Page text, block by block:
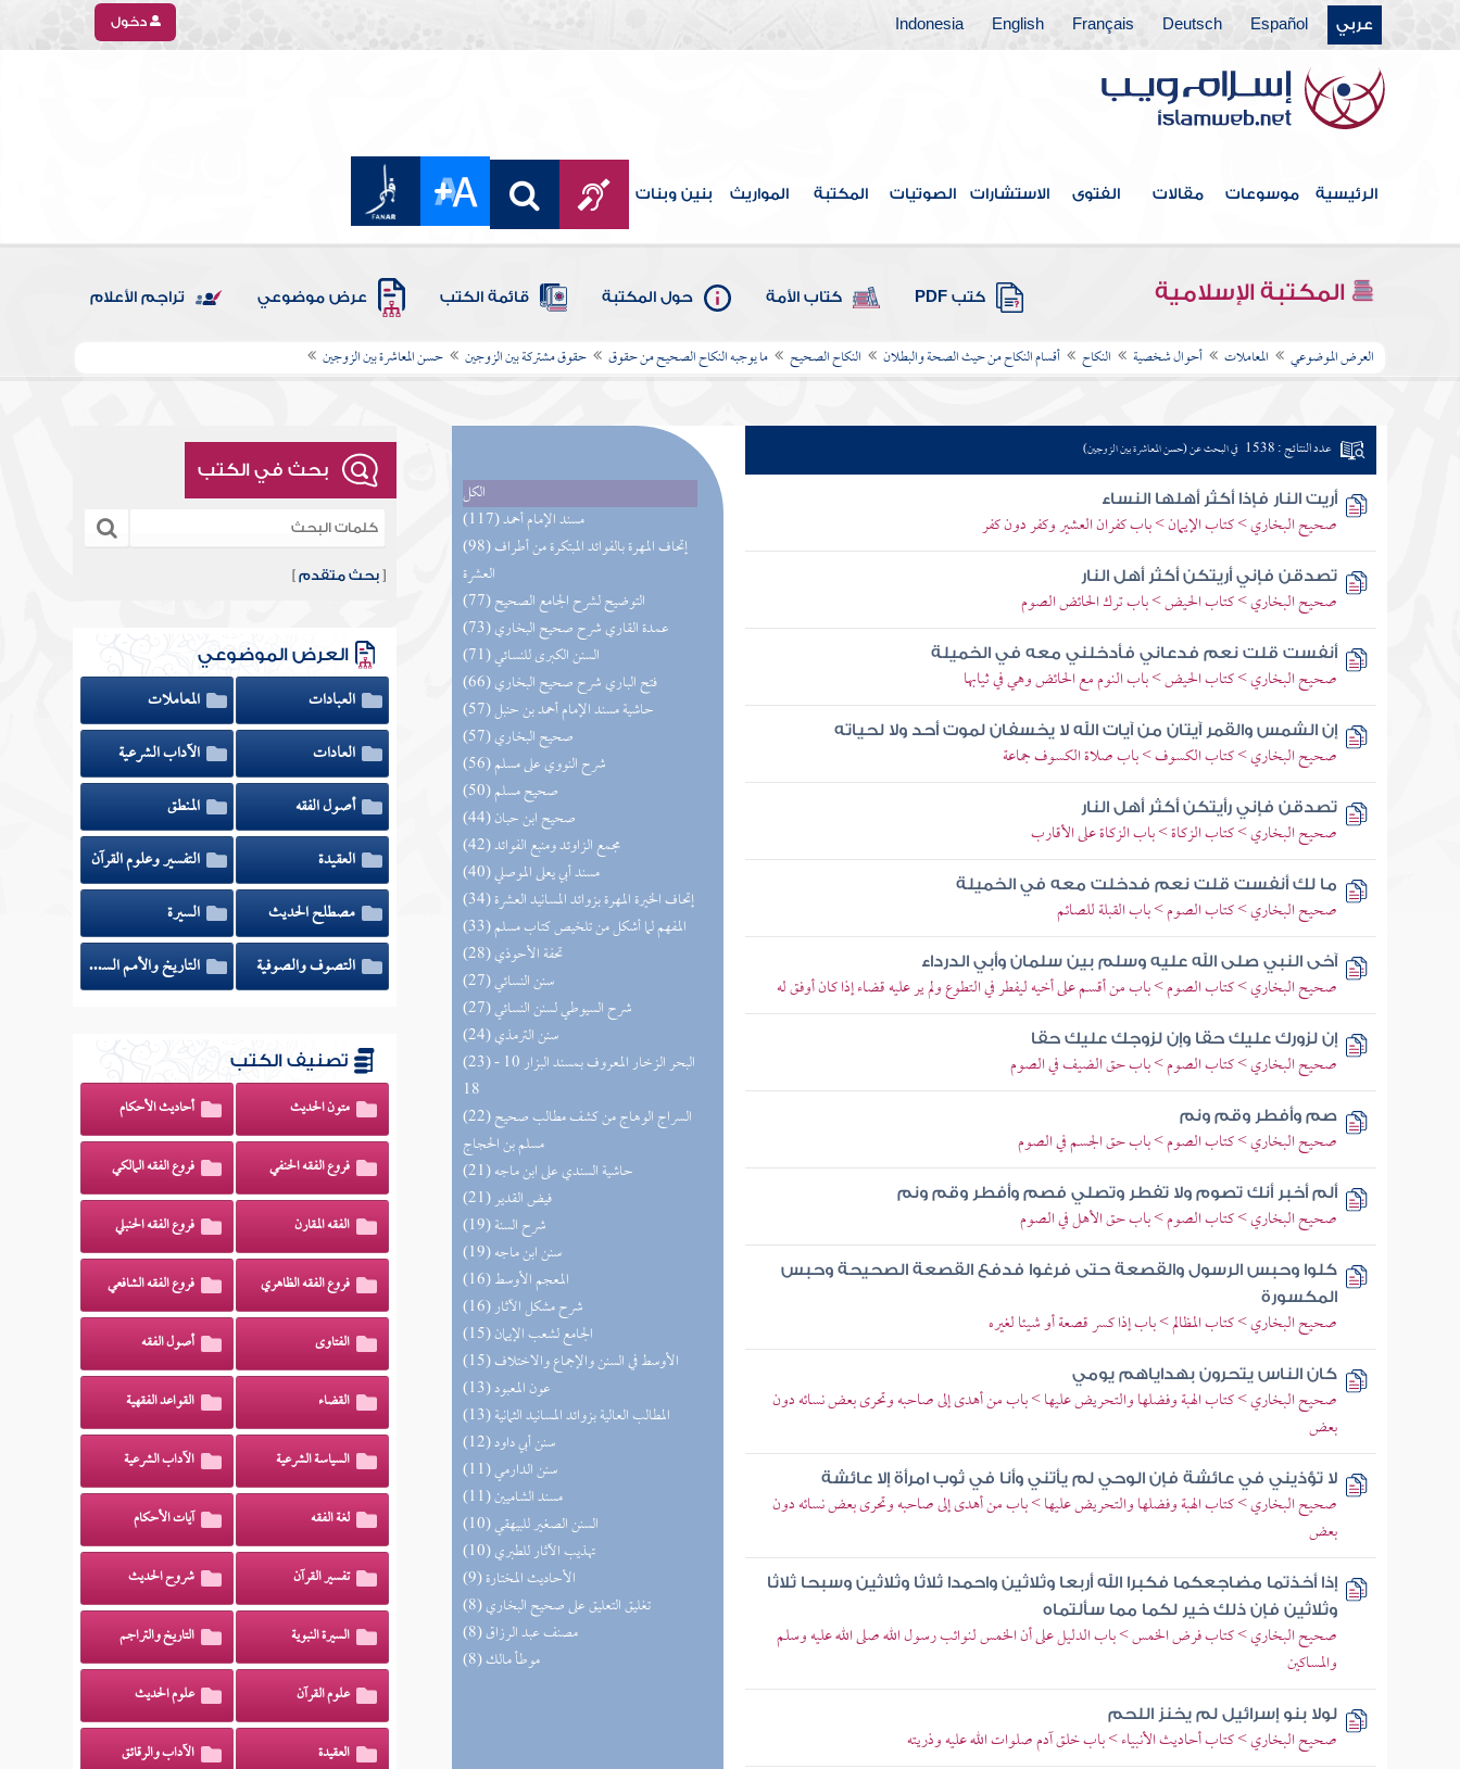
عربي Español
Deutsch
Français
English
Indonesia دخول
الرئيسية موسوعات مقالات الفتوى الاستشارات الصوتيات المكتبة المواريث بنين وبنات
المكتبة الإسلامية كتب PDF كتاب الأمة حول المكتبة قائمة الكتب عرض موضوعي تراجم الأعلام
العرض الموضوعي المعاملات أحوال شخصية النكاح أقسام النكاح من حيث الصحة والبطلان النكاح الصحيح ما يوجبه النكاح الصحيح من حقوق حقوق مشتركة بين الزوجين حسن المعاشرة بين الزوجين
الكل
(117) مسند الإمام أحمد
(98) إتحاف المهرة بالفوائد المبتكرة من أطراف
العشرة
(77) التوضيح لشرح الجامع الصحيح
(73) عمدة القاري شرح صحيح البخاري
(71) السنن الكبرى للنسائي
(66) فتح الباري شرح صحيح البخاري
(57) حاشية مسند الإمام أحمد بن حنبل
(57) صحيح البخاري
(56) شرح النووي على مسلم
(50) صحيح مسلم
(44) صحيح ابن حبان
(42) مجمع الزاوئد ومنبع الفوائد
(40) مسند أبي يعلى الموصلي
(34) إتحاف الخيرة المهرة بزوائد المسانيد العشرة
(33) المفهم لما أشكل من تلخيص كتاب مسلم
(28) تحفة الأحوذي
(27) سنن النسائي
(27) شرح السيوطي لسنن النسائي
(24) سنن الترمذي
(23) البحر الزخار المعروف بمسند البزار 10 -
18
(22) السراج الوهاج من كشف مطالب صحيح
مسلم بن الحجاج
(21) حاشية السندي على ابن ماجه
(21) فيض القدير
(19) شرح السنة
(19) سنن ابن ماجه
(16) المعجم الأوسط
(16) شرح مشكل الآثار
(15) الجامع لشعب الإيمان
(15) الأوسط في السنن والإجماع والاختلاف
(13) عون المعبود
(13) المطالب العالية بزوائد المسانيد الثمانية
(12) سنن أبي داود
(11) سنن الدارمي
(11) مسند الشاميين
(10) السنن الصغير للبيهقي
(10) تهذيب الآثار للطبري
(9) الأحاديث المختارة
(8) تغليق التعليق على صحيح البخاري
(8) مصنف عبد الرزاق
(8) موطأ مالك
عدد النتائج : 1538 في البحث عن (حسن المعاشرة بين الزوجين)
أريت النار فإذا أكثر أهلها النساء
صحيح البخاري > كتاب الإيمان > باب كفران العشير وكفر دون كفر
تصدقن فإني أريتكن أكثر أهل النار
صحيح البخاري > كتاب الحيض > باب ترك الحائض الصوم
أنفست قلت نعم فدعاني فأدخلني معه في الخميلة
صحيح البخاري > كتاب الحيض > باب النوم مع الحائض وهي في ثيابها
إن الشمس والقمر آيتان من آيات الله لا يخسفان لموت أحد ولا لحياته
صحيح البخاري > كتاب الكسوف > باب صلاة الكسوف جماعة
تصدقن فإني رأيتكن أكثر أهل النار
صحيح البخاري > كتاب الزكاة > باب الزكاة على الأقارب
ما لك أنفست قلت نعم فدخلت معه في الخميلة
صحيح البخاري > كتاب الصوم > باب القبلة للصائم
آخى النبي صلى الله عليه وسلم بين سلمان وأبي الدرداء
صحيح البخاري > كتاب الصوم > باب من أقسم على أخيه ليفطر في التطوع ولم ير عليه قضاء إذا كان أوفق له
إن لزورك عليك حقا وإن لزوجك عليك حقا
صحيح البخاري > كتاب الصوم > باب حق الضيف في الصوم
صم وأفطر وقم ونم
صحيح البخاري > كتاب الصوم > باب حق الجسم في الصوم
ألم أخبر أنك تصوم ولا تفطر وتصلي فصم وأفطر وقم ونم
صحيح البخاري > كتاب الصوم > باب حق الأهل في الصوم
كلوا وحبس الرسول والقصعة حتى فرغوا فدفع القصعة الصحيحة وحبس
المكسورة
صحيح البخاري > كتاب المظالم > باب إذا كسر قصعة أو شيئا لغيره
كان الناس يتحرون بهداياهم يومي
صحيح البخاري > كتاب الهبة وفضلها والتحريض عليها > باب من أهدى إلى صاحبه وتحرى بعض نسائه دون
بعض
لا تؤذيني في عائشة فإن الوحي لم يأتني وأنا في ثوب امرأة إلا عائشة
صحيح البخاري > كتاب الهبة وفضلها والتحريض عليها > باب من أهدى إلى صاحبه وتحرى بعض نسائه دون
بعض
إذا أخذتما مضاجعكما فكبرا الله أربعا وثلاثين واحمدا ثلاثا وثلاثين وسبحا ثلاثا
وثلاثين فإن ذلك خير لكما مما سألتماه
صحيح البخاري > كتاب فرض الخمس > باب الدليل على أن الخمس لنوائب رسول الله صلى الله عليه وسلم
والمساكين
لولا بنو إسرائيل لم يخنز اللحم
صحيح البخاري > كتاب أحاديث الأنبياء > باب خلق آدم صلوات الله عليه وذريته
بحث في الكتب
[بحث متقدم ]
العرض الموضوعي
العبادات
المعاملات
العادات
الآداب الشرعية
أصول الفقه
المنطق
العقيدة
التفسير وعلوم القرآن
مصطلح الحديث
السيرة
التصوف والصوفية
التاريخ والأمم السابقة
تصنيف الكتب
متون الحديث أحاديث الأحكام
فروع الفقه الحنفي فروع الفقه المالكي
الفقه المقارن فروع الفقه الحنبلي
فروع الفقه الظاهري فروع الفقه الشافعي
الفتاوى أصول الفقه
القضاء القواعد الفقهية
السياسة الشرعية الآداب الشرعية
لغة الفقه آيات الأحكام
تفسير القرآن شروح الحديث
السيرة النبوية التاريخ والتراجم
علوم القرآن علوم الحديث
العقيدة الآداب والرقائق